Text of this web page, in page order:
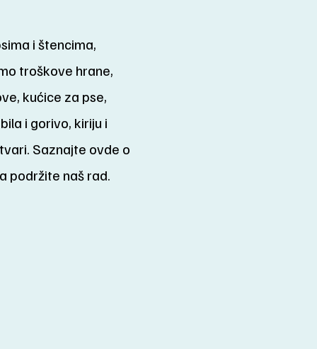
i štencima,
troškove hrane,
kućice za pse,
i gorivo, kiriju i
Saznajte ovde o
podržite naš rad.